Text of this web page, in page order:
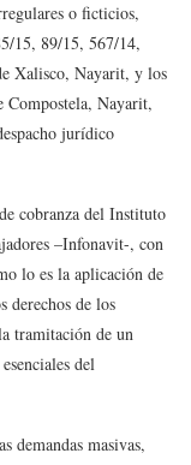
o ficticios,
15, 89/15, 567/14,
Xalisco, Nayarit, y los
Compostela, Nayarit,
jurídico
cobranza del Instituto
–Infonavit-, con
lo es la aplicación de
de los
tramitación de un
del
demandas masivas,